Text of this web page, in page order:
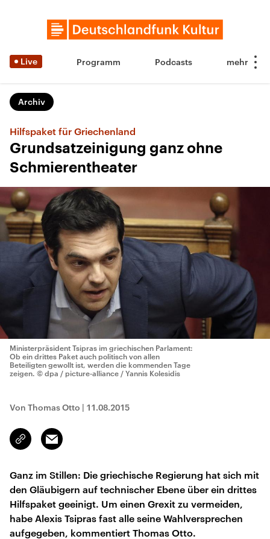
Live Programm Podcasts
Archiv
Hilfspaket für Griechenland
Grundsatzeinigung ganz ohne
Schmierentheater
Ministerpräsident Tsipras im griechischen Parlament:
Ob ein drittes Paket auch politisch von allen
Beteiligten gewollt ist, werden die kommenden Tage
zeigen. © dpa / picture-alliance / Yannis Kolesidis
Von Thomas Otto | 11.08.2015
Link
kopieren/teilen
Email
Ganz im Stillen: Die griechische Regierung hat sich mit
den Gläubigern auf technischer Ebene über ein drittes
Hilfspaket geeinigt. Um einen Grexit zu vermeiden,
habe Alexis Tsipras fast alle seine Wahlversprechen
aufgegeben, kommentiert Thomas Otto.